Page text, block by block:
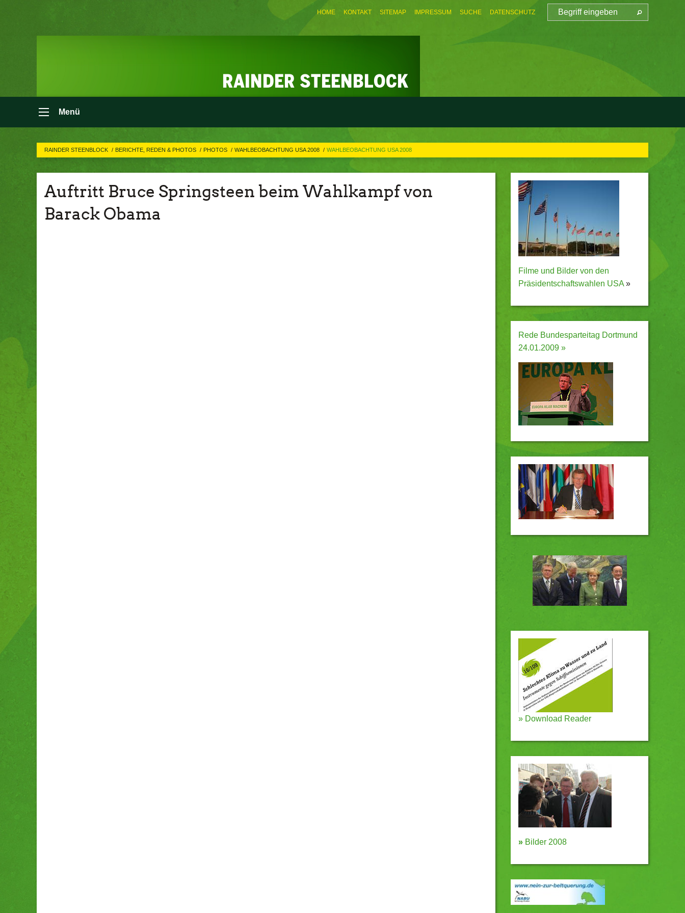
HOME KONTAKT SITEMAP IMPRESSUM SUCHE DATENSCHUTZ
Menü
RAINDER STEENBLOCK BERICHTE, REDEN & PHOTOS PHOTOS WAHLBEOBACHTUNG USA 2008 WAHLBEOBACHTUNG USA 2008
Auftritt Bruce Springsteen beim Wahlkampf von
Barack Obama
Filme und Bilder von den
Präsidentschaftswahlen USA »
Rede Bundesparteitag Dortmund
24.01.2009 »
» Download Reader
» Bilder 2008